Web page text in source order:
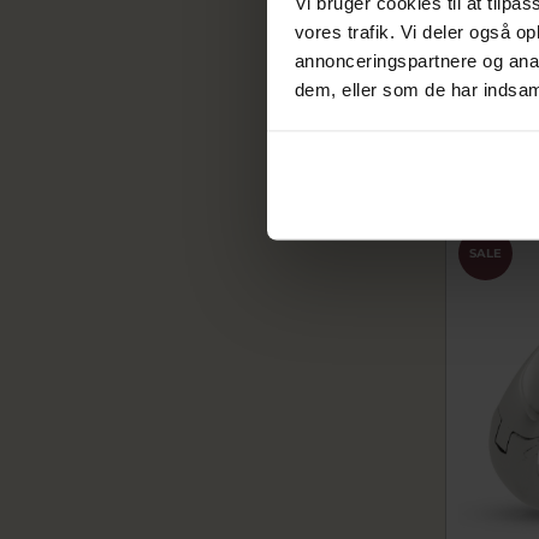
vores trafik. Vi deler også
annonceringspartnere og
dem, eller som de har
Gigtring,
-59
2611-006-
SALE